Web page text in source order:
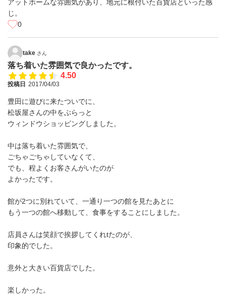
アットホームな雰囲気があり、地元に根付いた百貨店といった感
じ。
0
take さん
落ち着いた雰囲気で良かったです。
4.50
投稿日 2017/04/03
豊田に遊びに来たついでに、
松坂屋さんの中をぶらっと
ウィンドウショッピングしました。
中は落ち着いた雰囲気で、
ごちゃごちゃしていなくて、
でも、程よくお客さんがいたのが
よかったです。
館が2つに別れていて、一通り一つの館を見たあとに
もう一つの館へ移動して、食事をすることにしました。
店員さんは笑顔で挨拶してくれtたのが、
印象的でした。
意外と大きい百貨店でした。
楽しかった。